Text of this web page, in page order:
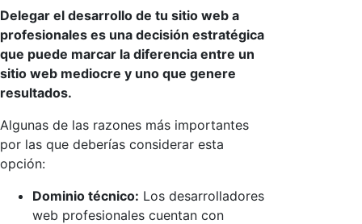
Delegar el desarrollo de tu sitio web a
profesionales es una decisión estratégica
que puede marcar la diferencia entre un
sitio web mediocre y uno que genere
resultados.
Algunas de las razones más importantes
por las que deberías considerar esta
opción:
Dominio técnico: Los desarrolladores
web profesionales cuentan con